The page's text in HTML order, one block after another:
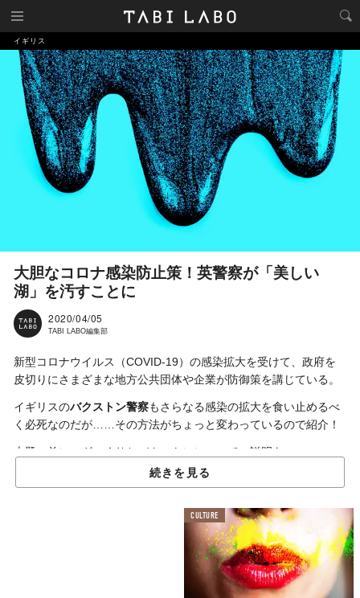
イギリス
大胆なコロナ感染防止策！英警察が「美しい
湖」を汚すことに
2020/04/05
TABI LABO編集部
新型コロナウイルス（COVID-19）の感染拡大を受けて、政府を
皮切りにさまざまな地方公共団体や企業が防御策を講じている。
イギリスのバクストン警察もさらなる感染の拡大を食い止めるべ
く必死なのだが……その方法がちょっと変わっているので紹介！
本題の前に、ざっくりとバクストンについての説明を。
バクストンはロンドン北西部に位置しており、有名な観光地はも
インスタ映えスポットとしても知られている。
3月25日にバクストン警察のFacebookアカウントから投稿された
内容によれば、彼らはブルーラグーンに観光客が集まっていると
いう旨の通報を受けたそうだ。コロナウイルスが広まっているの
続きを見る
CULTURE